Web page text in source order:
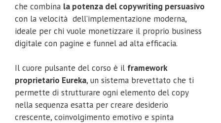
che combina la potenza del copywriting persuasivo
con la velocità dell’implementazione moderna,
ideale per chi vuole monetizzare il proprio business
digitale con pagine e funnel ad alta efficacia.
Il cuore pulsante del corso è il framework
proprietario Eureka, un sistema brevettato che ti
permette di strutturare ogni elemento del copy
nella sequenza esatta per creare desiderio
crescente, coinvolgimento emotivo e spinta